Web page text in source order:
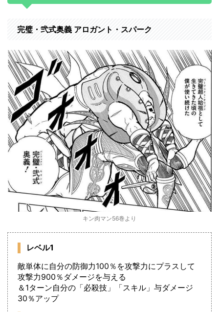
完璧・弐式奥義 アロガント・スパーク
キン肉マン56巻より
レベル1
敵単体に自分の防御力100％を攻撃力にプラスして
攻撃力900％ダメージを与える
＆1ターン自分の「必殺技」「スキル」与ダメージ
30％アップ